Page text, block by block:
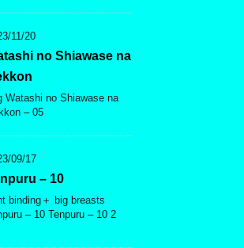
11/20
no Shiawase na
Watashi no Shiawase na
– 05
09/17
– 10
binding＋ big breasts
– 10 Tenpuru – 10 2